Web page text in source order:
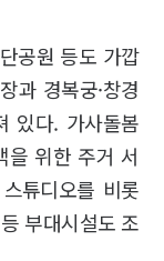
공원 등도 가깝
과 경복궁·창경
있다. 가사돌봄
을 위한 주거 서
튜디오를 비롯
부대시설도 조